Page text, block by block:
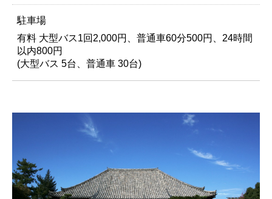
駐車場
有料 大型バス1回2,000円、普通車60分500円、24時間
以内800円
(大型バス 5台、普通車 30台)